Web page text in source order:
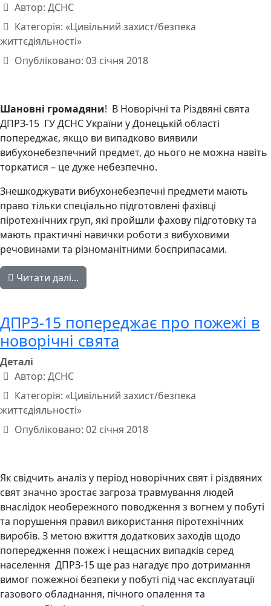
Автор: ДСНС
Категорія: «Цивільний захист/безпека
життєдіяльності»
Опубліковано: 03 січня 2018
Шановні громадяни! В Новорічні та Різдвяні свята
ДПРЗ-15 ГУ ДСНС України у Донецькій області
попереджає, якщо ви випадково виявили
вибухонебезпечний предмет, до нього не можна навіть
торкатися – це дуже небезпечно.
Знешкоджувати вибухонебезпечні предмети мають
право тільки спеціально підготовлені фахівці
піротехнічних груп, які пройшли фахову підготовку та
мають практичні навички роботи з вибуховими
речовинами та різноманітними боєприпасами.
Читати далі...
ДПРЗ-15 попереджає про пожежі в
новорічні свята
Деталі
Автор: ДСНС
Категорія: «Цивільний захист/безпека
життєдіяльності»
Опубліковано: 02 січня 2018
Як свідчить аналіз у період новорічних свят і різдвяних
свят значно зростає загроза травмування людей
внаслідок необережного поводження з вогнем у побуті
та порушення правил використання піротехнічних
виробів. З метою вжиття додаткових заходів щодо
попередження пожеж і нещасних випадків серед
населення ДПРЗ-15 ще раз нагадує про дотримання
вимог пожежної безпеки у побуті під час експлуатації
газового обладнання, пічного опалення та